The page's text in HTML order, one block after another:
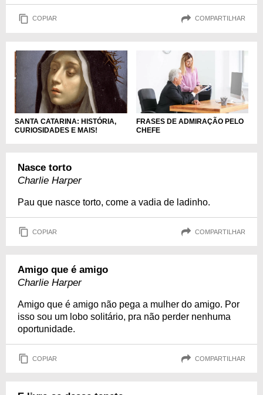
COPIAR COMPARTILHAR
SANTA CATARINA: HISTÓRIA,
CURIOSIDADES E MAIS!
FRASES DE ADMIRAÇÃO PELO
CHEFE
Nasce torto
Charlie Harper
Pau que nasce torto, come a vadia de ladinho.
COPIAR COMPARTILHAR
Amigo que é amigo
Charlie Harper
Amigo que é amigo não pega a mulher do amigo. Por
isso sou um lobo solitário, pra não perder nenhuma
oportunidade.
COPIAR COMPARTILHAR